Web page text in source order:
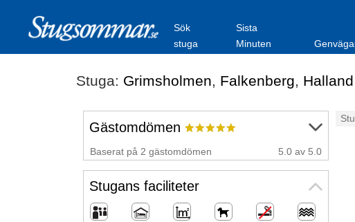
Sök
stuga
Sista
Minuten
Stuga: Grimsholmen, Falkenberg, Halland
Gästomdömen
Baserat på 2 gästomdömen 5.0 av 5.0
Stugans faciliteter